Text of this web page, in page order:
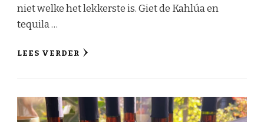
niet welke het lekkerste is. Giet de Kahlúa en
tequila …
LEES VERDER